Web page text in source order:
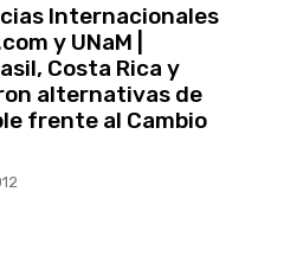
Internacionales
y UNaM |
Costa Rica y
alternativas de
frente al Cambio